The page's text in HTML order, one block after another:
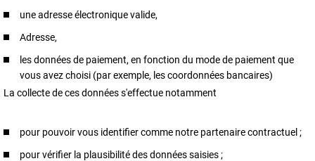
une adresse électronique valide,
Adresse,
les données de paiement, en fonction du mode de paiement que
vous avez choisi (par exemple, les coordonnées bancaires)
La collecte de ces données s'effectue notamment
pour pouvoir vous identifier comme notre partenaire contractuel ;
pour vérifier la plausibilité des données saisies ;